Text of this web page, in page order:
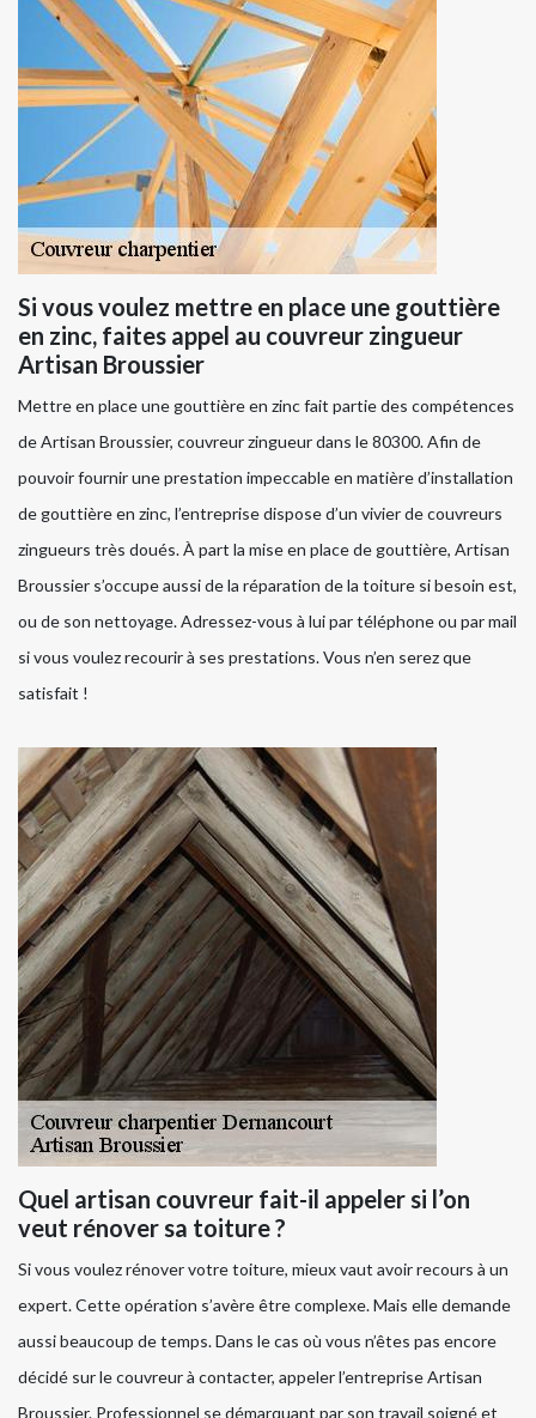
Si vous voulez mettre en place une gouttière
en zinc, faites appel au couvreur zingueur
Artisan Broussier
Mettre en place une gouttière en zinc fait partie des compétences
de Artisan Broussier, couvreur zingueur dans le 80300. Afin de
pouvoir fournir une prestation impeccable en matière d’installation
de gouttière en zinc, l’entreprise dispose d’un vivier de couvreurs
zingueurs très doués. À part la mise en place de gouttière, Artisan
Broussier s’occupe aussi de la réparation de la toiture si besoin est,
ou de son nettoyage. Adressez-vous à lui par téléphone ou par mail
si vous voulez recourir à ses prestations. Vous n’en serez que
satisfait !
Quel artisan couvreur fait-il appeler si l’on
veut rénover sa toiture ?
Si vous voulez rénover votre toiture, mieux vaut avoir recours à un
expert. Cette opération s’avère être complexe. Mais elle demande
aussi beaucoup de temps. Dans le cas où vous n’êtes pas encore
décidé sur le couvreur à contacter, appeler l’entreprise Artisan
Broussier. Professionnel se démarquant par son travail soigné et